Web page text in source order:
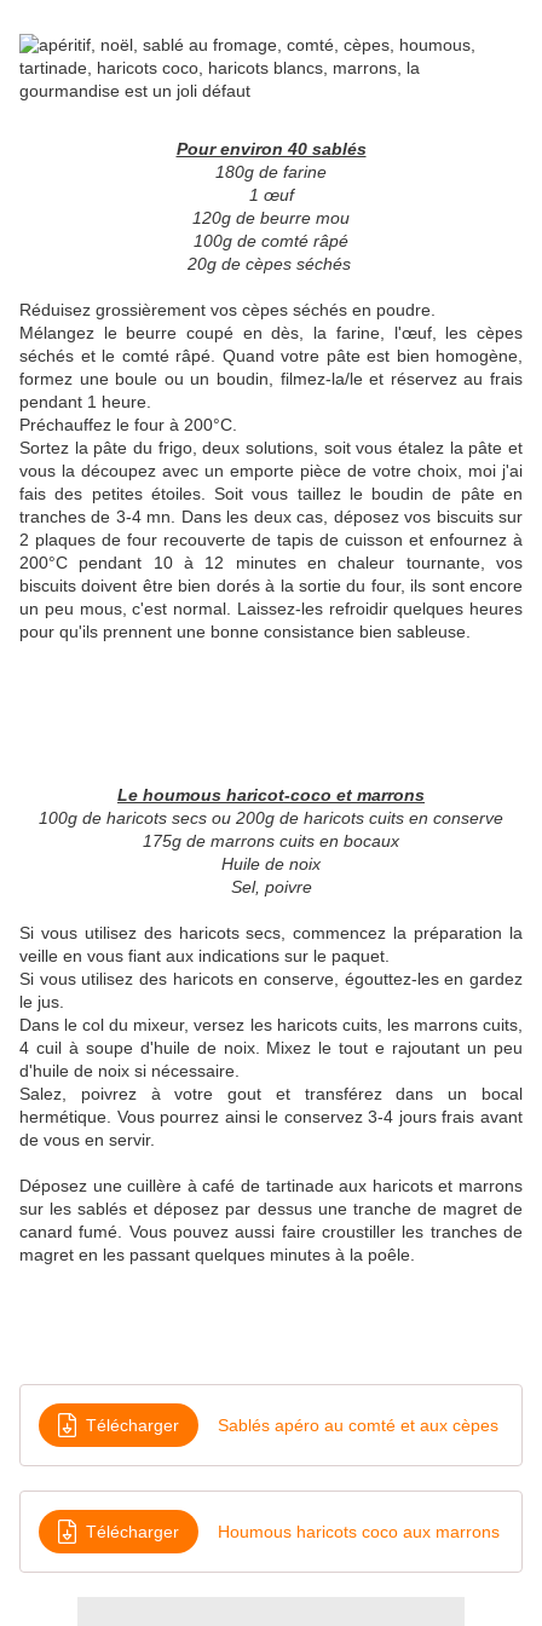
Pour environ 40 sablés
180g de farine
1 œuf
120g de beurre mou
100g de comté râpé
20g de cèpes séchés
Réduisez grossièrement vos cèpes séchés en poudre.
Mélangez le beurre coupé en dès, la farine, l'œuf, les cèpes
séchés et le comté râpé. Quand votre pâte est bien homogène,
formez une boule ou un boudin, filmez-la/le et réservez au frais
pendant 1 heure.
Préchauffez le four à 200°C.
Sortez la pâte du frigo, deux solutions, soit vous étalez la pâte et
vous la découpez avec un emporte pièce de votre choix, moi j'ai
fais des petites étoiles. Soit vous taillez le boudin de pâte en
tranches de 3-4 mn. Dans les deux cas, déposez vos biscuits sur
2 plaques de four recouverte de tapis de cuisson et enfournez à
200°C pendant 10 à 12 minutes en chaleur tournante, vos
biscuits doivent être bien dorés à la sortie du four, ils sont encore
un peu mous, c'est normal. Laissez-les refroidir quelques heures
pour qu'ils prennent une bonne consistance bien sableuse.
Le houmous haricot-coco et marrons
100g de haricots secs ou 200g de haricots cuits en conserve
175g de marrons cuits en bocaux
Huile de noix
Sel, poivre
Si vous utilisez des haricots secs, commencez la préparation la
veille en vous fiant aux indications sur le paquet.
Si vous utilisez des haricots en conserve, égouttez-les en gardez
le jus.
Dans le col du mixeur, versez les haricots cuits, les marrons cuits,
4 cuil à soupe d'huile de noix. Mixez le tout e rajoutant un peu
d'huile de noix si nécessaire.
Salez, poivrez à votre gout et transférez dans un bocal
hermétique. Vous pourrez ainsi le conservez 3-4 jours frais avant
de vous en servir.
Déposez une cuillère à café de tartinade aux haricots et marrons
sur les sablés et déposez par dessus une tranche de magret de
canard fumé. Vous pouvez aussi faire croustiller les tranches de
magret en les passant quelques minutes à la poêle.
Télécharger Sablés apéro au comté et aux cèpes
Télécharger Houmous haricots coco aux marrons